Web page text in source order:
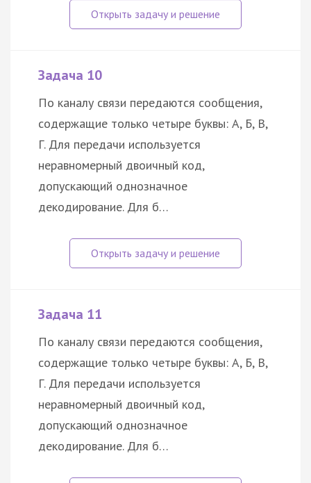
Задача 10
По каналу связи передаются сообщения,
содержащие только четыре буквы: А, Б, В,
Г. Для передачи используется
неравномерный двоичный код,
допускающий однозначное
декодирование. Для б…
Задача 11
По каналу связи передаются сообщения,
содержащие только четыре буквы: А, Б, В,
Г. Для передачи используется
неравномерный двоичный код,
допускающий однозначное
декодирование. Для б…